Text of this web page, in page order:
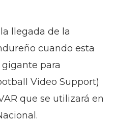
llegada de la
cuando esta
para
Video Support)
que se utilizará en